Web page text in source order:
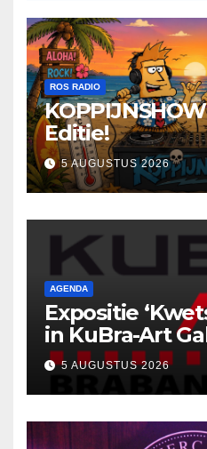
ROS RADIO
Editie!
5 AUGUSTUS 2026
AGENDA
Expositie
in KuBra-Art
uit tot
reflectie
5 AUGUSTUS 2026